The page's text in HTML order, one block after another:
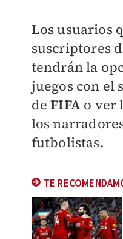
Los usuarios
suscriptores
tendrán la
juegos con el
deFIFAo ver
los
futbolistas.
TE